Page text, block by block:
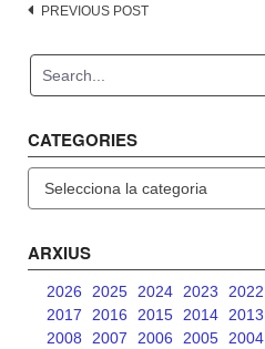
Post
PREVIOUS POST
CATEGORIES
ARXIUS
2026 2025 2024 2023 2022
2017
2016 2015 2014 2013
2008
2007 2006 2005 2004